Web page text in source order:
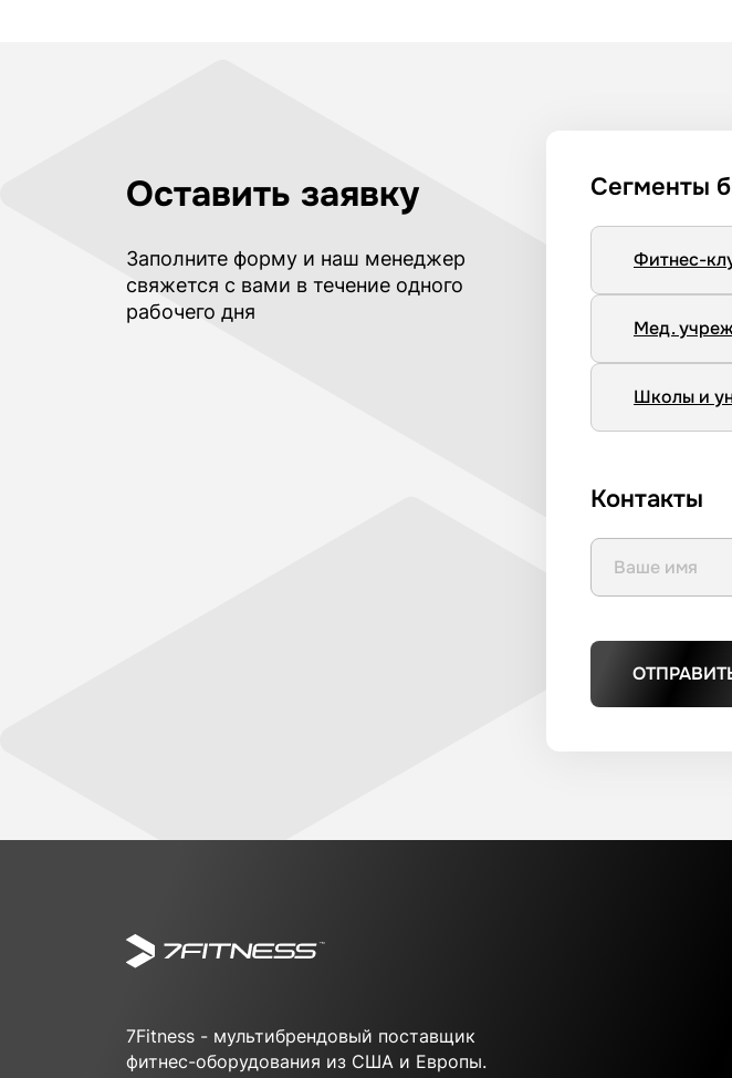
Оставить заявку
Заполните форму и наш менеджер
свяжется с вами в течение одного
рабочего дня
Сегменты
Фитнес-
Мед.
Школы и
Контакты
7Fitness - мультибрендовый поставщик
фитнес-оборудования из США и Европы.